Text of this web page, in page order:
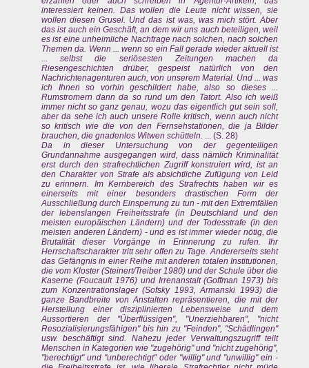
interessiert keinen. Das wollen die Leute nicht wissen, sie
wollen diesen Grusel. Und das ist was, was mich stört. Aber
das ist auch ein Geschäft, an dem wir uns auch beteiligen, weil
es ist eine unheimliche Nachfrage nach solchen, nach solchen
Themen da. Wenn ... wenn so ein Fall gerade wieder aktuell ist
... selbst die seriösesten Zeitungen machen da
Riesengeschichten drüber, gespeist natürlich von den
Nachrichtenagenturen auch, von unserem Material. Und ... was
ich Ihnen so vorhin geschildert habe, also so dieses ...
Rumstromern dann da so rund um den Tatort. Also ich weiß
immer nicht so ganz genau, wozu das eigentlich gut sein soll,
aber da sehe ich auch unsere Rolle kritisch, wenn auch nicht
so kritisch wie die von den Fernsehstationen, die ja Bilder
brauchen, die gnadenlos Witwen schütteln. ... (S. 28)
Da in dieser Untersuchung von der gegenteiligen
Grundannahme ausgegangen wird, dass nämlich Kriminalität
erst durch den strafrechtlichen Zugriff konstruiert wird, ist an
den Charakter von Strafe als absichtliche Zufügung von Leid
zu erinnern. Im Kernbereich des Strafrechts haben wir es
einerseits mit einer besonders drastischen Form der
Ausschließung durch Einsperrung zu tun - mit den Extremfällen
der lebenslangen Freiheitsstrafe (in Deutschland und den
meisten europäischen Ländern) und der Todesstrafe (in den
meisten anderen Ländern) - und es ist immer wieder nötig, die
Brutalität dieser Vorgänge in Erinnerung zu rufen. Ihr
Herrschaftscharakter tritt sehr offen zu Tage. Andererseits steht
das Gefängnis in einer Reihe mit anderen totalen Institutionen,
die vom Kloster (Steinert/Treiber 1980) und der Schule über die
Kaserne (Foucault 1976) und Irrenanstalt (Goffman 1973) bis
zum Konzentrationslager (Sofsky 1993, Armanski 1993) die
ganze Bandbreite von Anstalten repräsentieren, die mit der
Herstellung einer disziplinierten Lebensweise und dem
Aussortieren der "Überflüssigen", "Unerziehbaren", "nicht
Resozialisierungsfähigen" bis hin zu "Feinden", "Schädlingen"
usw. beschäftigt sind. Nahezu jeder Verwaltungszugriff teilt
Menschen in Kategorien wie "zugehörig" und "nicht zugehörig",
"berechtigt" und "unberechtigt" oder "willig" und "unwillig" ein -